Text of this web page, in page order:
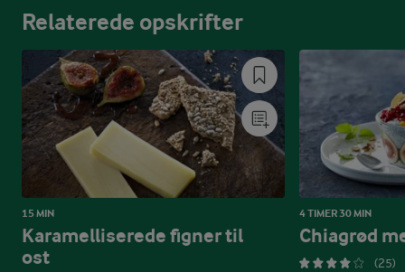
Relaterede opskrifter
15 MIN
Karamelliserede figner til
ost
4 TIMER 30 MIN
Chiagrød
(25)